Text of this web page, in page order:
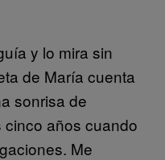
y lo mira sin
de María cuenta
sonrisa de
cinco años cuando
Me